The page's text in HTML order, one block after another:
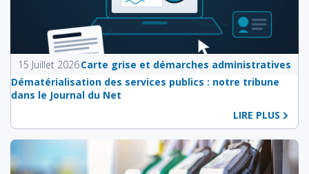
15 Juillet 2026Carte grise et démarches administratives
Dématérialisation des services publics : notre tribune
dans le Journal du Net
LIRE PLUS